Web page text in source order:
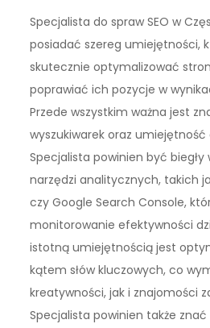
Specjalista do spraw SEO w
posiadać szereg umiejętności,
skutecznie optymalizować
poprawiać ich pozycje w
Przede wszystkim ważna jest
wyszukiwarek oraz
Specjalista powinien być biegły
narzędzi analitycznych, takich
czy Google Search Console,
monitorowanie efektywności
istotną umiejętnością jest
kątem słów kluczowych, co
kreatywności, jak i znajomości
Specjalista powinien także